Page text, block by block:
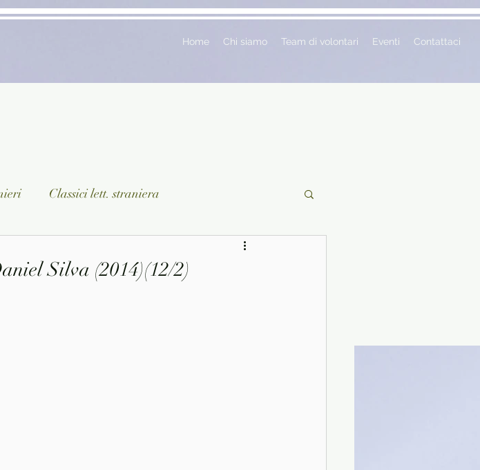
Home Chi siamo Team di volontari Eventi Contattaci
Classici lett. straniera
Silva (2014)(12/2)